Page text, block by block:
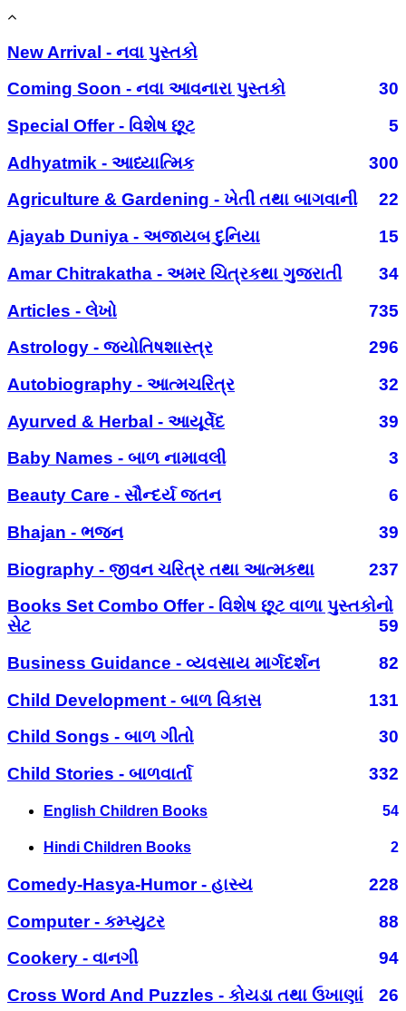
New Arrival - નવા પુસ્તકો
Coming Soon - નવા આવનારા પુસ્તકો
30
Special Offer - વિશેષ છૂટ
5
Adhyatmik - આધ્યાત્મિક
300
Agriculture & Gardening - ખેતી તથા બાગવાની
22
Ajayab Duniya - અજાયબ દુનિયા
15
Amar Chitrakatha - અમર ચિત્રકથા ગુજરાતી
34
Articles - લેખો
735
Astrology - જ્યોતિષશાસ્ત્ર
296
Autobiography - આત્મચરિત્ર
32
Ayurved & Herbal - આયૂર્વેદ
39
Baby Names - બાળ નામાવલી
3
Beauty Care - સૌન્દર્ય જતન
6
Bhajan - ભજન
39
Biography - જીવન ચરિત્ર તથા આત્મકથા
237
Books Set Combo Offer - વિશેષ છૂટ વાળા પુસ્તકોનો
સેટ
59
Business Guidance - વ્યવસાય માર્ગદર્શન
82
Child Development - બાળ વિકાસ
131
Child Songs - બાળ ગીતો
30
Child Stories - બાળવાર્તા
332
English Children Books 54
Hindi Children Books 2
Comedy-Hasya-Humor - હાસ્ય
228
Computer - કમ્પ્યુટર
88
Cookery - વાનગી
94
Cross Word And Puzzles - કોયડા તથા ઉખાણાં
26